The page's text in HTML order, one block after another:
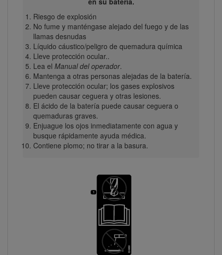
Riesgo de explosión
No fume y manténgase alejado del fuego y de las
llamas desnudas
Líquido cáustico/peligro de quemadura química
Lleve protección ocular..
Lea el Manual del operador.
Mantenga a otras personas alejadas de la batería.
Lleve protección ocular; los gases explosivos
pueden causar ceguera y otras lesiones.
El ácido de la batería puede causar ceguera o
quemaduras graves.
Enjuague los ojos inmediatamente con agua y
busque rápidamente ayuda médica.
Contiene plomo; no tirar a la basura.